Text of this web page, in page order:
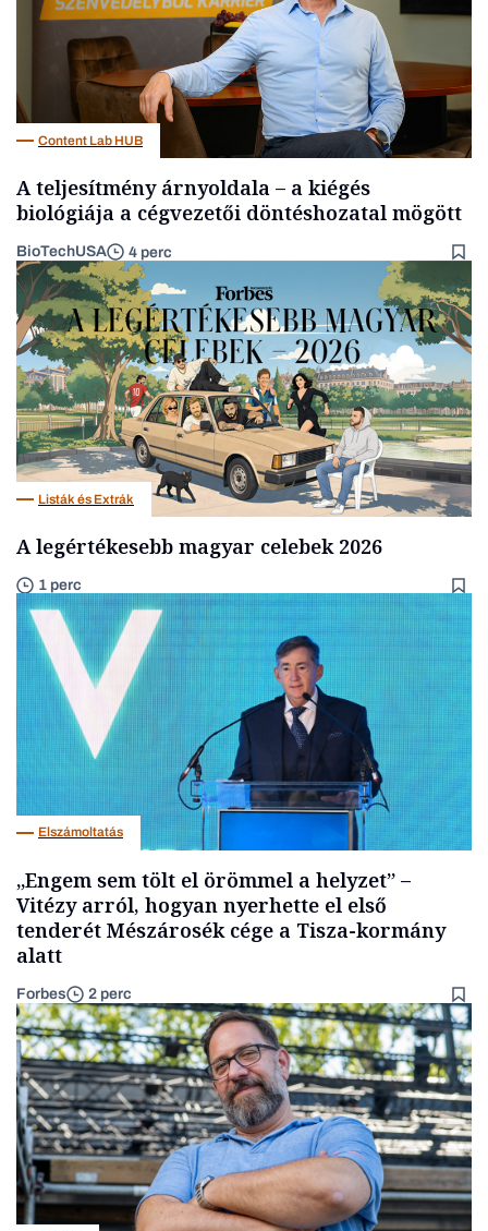
Content Lab HUB
A teljesítmény árnyoldala – a kiégés
biológiája a cégvezetői döntéshozatal mögött
BioTechUSA 4 perc
Listák és Extrák
A legértékesebb magyar celebek 2026
1 perc
Elszámoltatás
„Engem sem tölt el örömmel a helyzet” –
Vitézy arról, hogyan nyerhette el első
tenderét Mészárosék cége a Tisza-kormány
alatt
Forbes 2 perc